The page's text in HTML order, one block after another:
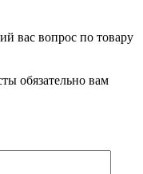
вас вопрос по товару
обязательно вам